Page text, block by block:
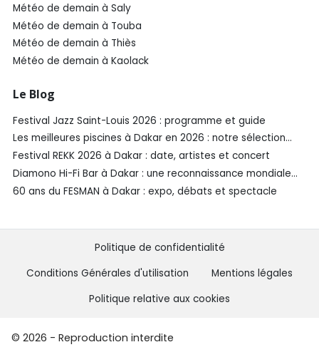
Météo de demain à Saly
Météo de demain à Touba
Météo de demain à Thiès
Météo de demain à Kaolack
Le Blog
Festival Jazz Saint-Louis 2026 : programme et guide
Les meilleures piscines à Dakar en 2026 : notre sélection
SénéGuide
Festival REKK 2026 à Dakar : date, artistes et concert
Diamono Hi-Fi Bar à Dakar : une reconnaissance mondiale
aux Spirited Awards®️ 2026
60 ans du FESMAN à Dakar : expo, débats et spectacle
Politique de confidentialité
Conditions Générales d'utilisation
Mentions légales
Politique relative aux cookies
© 2026 - Reproduction interdite